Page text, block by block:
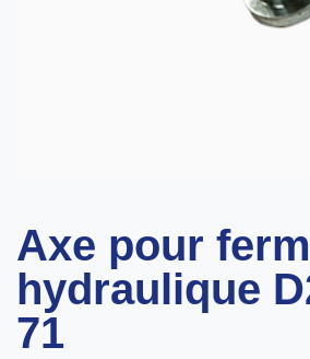
Axe pour
hydraulique
71